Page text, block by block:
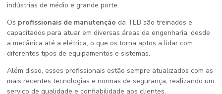
indústrias de médio e grande porte.
Os profissionais de manutenção da TEB são treinados e
capacitados para atuar em diversas áreas da engenharia, desde
a mecânica até a elétrica, o que os torna aptos a lidar com
diferentes tipos de equipamentos e sistemas.
Além disso, esses profissionais estão sempre atualizados com as
mais recentes tecnologias e normas de segurança, realizando um
serviço de qualidade e confiabilidade aos clientes.